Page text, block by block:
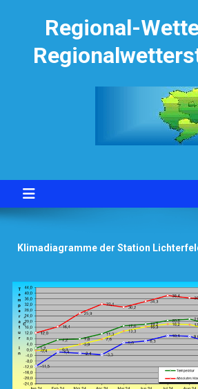
Regional-
Klimadiagramme der Station